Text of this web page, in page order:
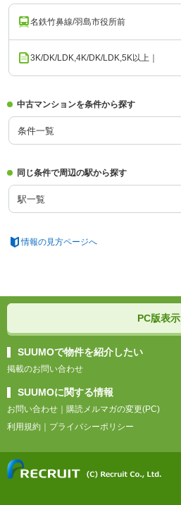
名鉄竹鼻線/羽島市役所前
3K/DK/LDK,4K/DK/LDK,5K以上｜
中古マンションを条件から探す
条件一覧
同じ条件で周辺の駅から探す
駅一覧
情報の見方ページへ
PC版表示
SUUMOで物件を紹介したい
掲載のお問い合わせ
SUUMOに関する情報
お問い合わせ
購読メルマガの変更(PC)
利用規約
プライバシーポリシー